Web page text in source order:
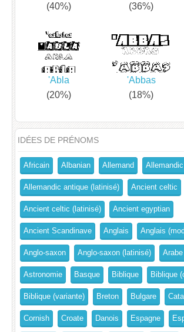
(40%)
(36%)
'Abla
(20%)
'Abbas
(18%)
IDÉES DE PRÉNOMS
Africain Albanian Allemand
Allemandic antique (latinisé) Ancient celtic
Ancient celtic (latinisé) Ancient egyptian
Ancient Scandinave Anglais Anglais
Anglo-saxon Anglo-saxon (latinisé) Arabe
Astronomie Basque Biblique Biblique
Biblique (variante) Breton Bulgare
Cornish Croate Danois Espagne